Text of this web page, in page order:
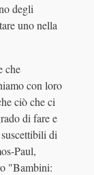
degli
uno nella
che
con loro
ciò che ci
di fare e
di
Paul,
"Bambini: